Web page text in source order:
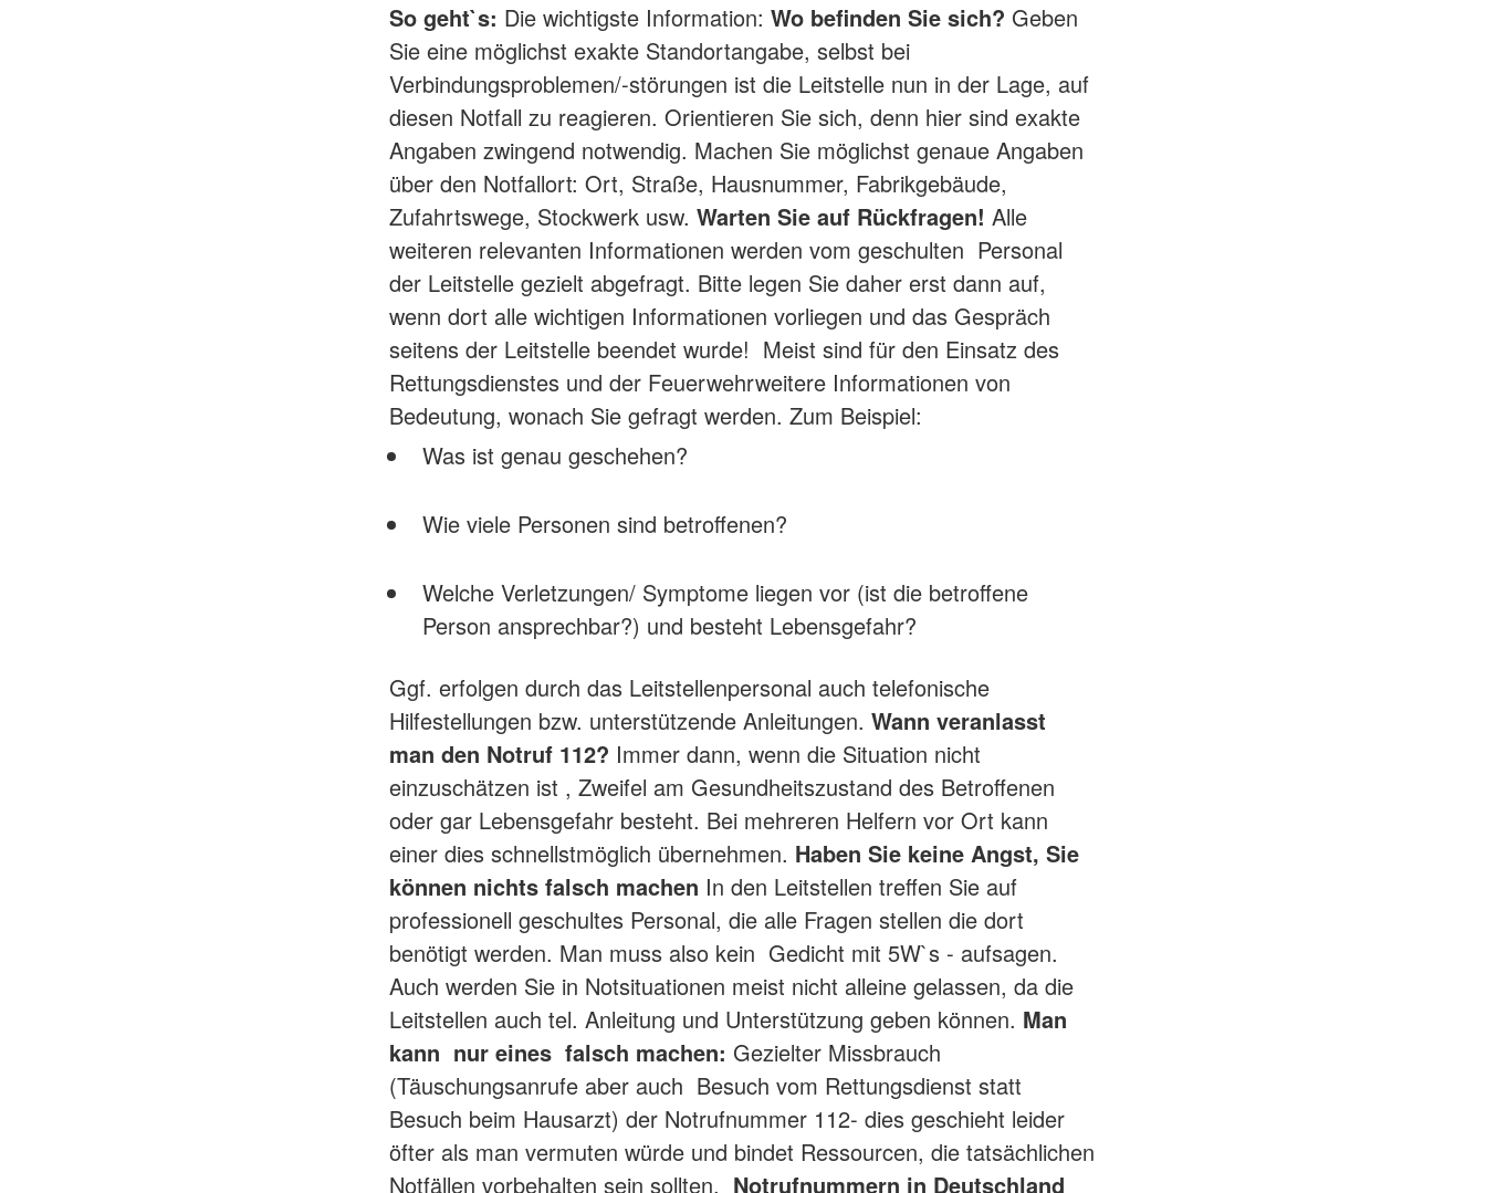
So geht`s: Die wichtigste Information: Wo befinden Sie sich? Geben
Sie eine möglichst exakte Standortangabe, selbst bei
Verbindungsproblemen/-störungen ist die Leitstelle nun in der Lage, auf
diesen Notfall zu reagieren. Orientieren Sie sich, denn hier sind exakte
Angaben zwingend notwendig. Machen Sie möglichst genaue Angaben
über den Notfallort: Ort, Straße, Hausnummer, Fabrikgebäude,
Zufahrtswege, Stockwerk usw. Warten Sie auf Rückfragen! Alle
weiteren relevanten Informationen werden vom geschulten Personal
der Leitstelle gezielt abgefragt. Bitte legen Sie daher erst dann auf,
wenn dort alle wichtigen Informationen vorliegen und das Gespräch
seitens der Leitstelle beendet wurde! Meist sind für den Einsatz des
Rettungsdienstes und der Feuerwehrweitere Informationen von
Bedeutung, wonach Sie gefragt werden. Zum Beispiel:
Was ist genau geschehen?
Wie viele Personen sind betroffenen?
Welche Verletzungen/ Symptome liegen vor (ist die betroffene
Person ansprechbar?) und besteht Lebensgefahr?
Ggf. erfolgen durch das Leitstellenpersonal auch telefonische
Hilfestellungen bzw. unterstützende Anleitungen. Wann veranlasst
man den Notruf 112? Immer dann, wenn die Situation nicht
einzuschätzen ist , Zweifel am Gesundheitszustand des Betroffenen
oder gar Lebensgefahr besteht. Bei mehreren Helfern vor Ort kann
einer dies schnellstmöglich übernehmen. Haben Sie keine Angst, Sie
können nichts falsch machen In den Leitstellen treffen Sie auf
professionell geschultes Personal, die alle Fragen stellen die dort
benötigt werden. Man muss also kein Gedicht mit 5W`s - aufsagen.
Auch werden Sie in Notsituationen meist nicht alleine gelassen, da die
Leitstellen auch tel. Anleitung und Unterstützung geben können. Man
kann nur eines falsch machen: Gezielter Missbrauch
(Täuschungsanrufe aber auch Besuch vom Rettungsdienst statt
Besuch beim Hausarzt) der Notrufnummer 112- dies geschieht leider
öfter als man vermuten würde und bindet Ressourcen, die tatsächlichen
Notfällen vorbehalten sein sollten. Notrufnummern in Deutschland